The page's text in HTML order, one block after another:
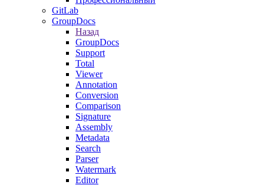
GitLab
GroupDocs
Назад
GroupDocs
Support
Total
Viewer
Annotation
Conversion
Comparison
Signature
Assembly
Metadata
Search
Parser
Watermark
Editor